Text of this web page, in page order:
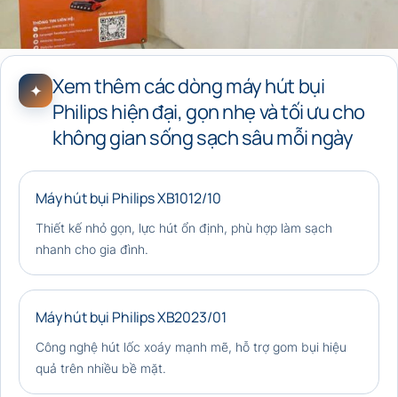
✦ Xem thêm các dòng máy hút bụi
Philips hiện đại, gọn nhẹ và tối ưu cho
không gian sống sạch sâu mỗi ngày
Máy hút bụi Philips XB1012/10
Thiết kế nhỏ gọn, lực hút ổn định, phù hợp làm sạch
nhanh cho gia đình.
Máy hút bụi Philips XB2023/01
Công nghệ hút lốc xoáy mạnh mẽ, hỗ trợ gom bụi hiệu
quả trên nhiều bề mặt.